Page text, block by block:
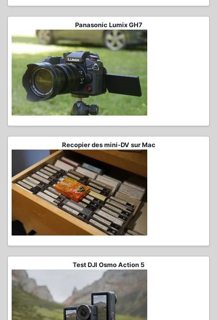
Panasonic Lumix GH7
Recopier des mini-DV sur Mac
Test DJI Osmo Action 5